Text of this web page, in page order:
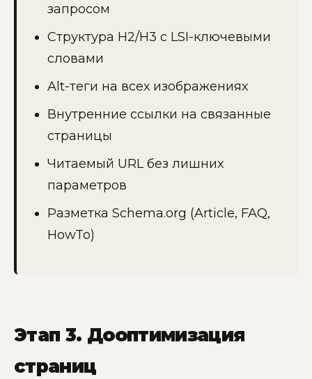
запросом
Структура H2/H3 с LSI-ключевыми
словами
Alt-теги на всех изображениях
Внутренние ссылки на связанные
страницы
Читаемый URL без лишних
параметров
Разметка Schema.org (Article, FAQ,
HowTo)
Этап 3. Дооптимизация
страниц